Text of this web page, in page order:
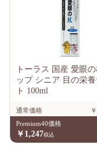
トーラス 国産 愛眼
ップ シニア 目の栄
ト 100ml
通常価格
Premium40価格
￥1,247